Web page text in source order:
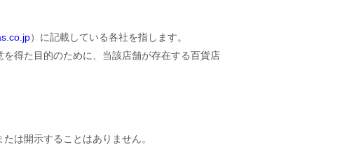
）に記載している各社を指します。
得た目的のために、当該店舗が存在する百貨店
は開示することはありません。